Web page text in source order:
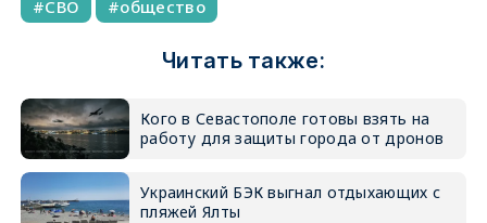
СВО общество
Читать также:
Кого в Севастополе готовы взять на
работу для защиты города от дронов
Украинский БЭК выгнал отдыхающих с
пляжей Ялты